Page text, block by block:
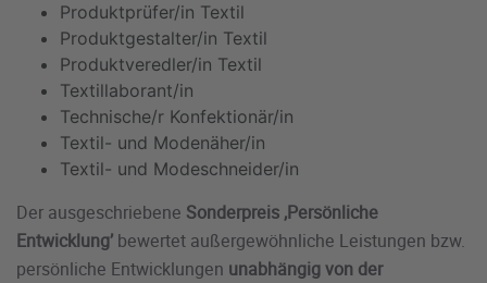
Produktprüfer/in Textil
Produktgestalter/in Textil
Produktveredler/in Textil
Textillaborant/in
Technische/r Konfektionär/in
Textil- und Modenäher/in
Textil- und Modeschneider/in
Der ausgeschriebene Sonderpreis ‚Persönliche
Entwicklung’ bewertet außergewöhnliche Leistungen bzw.
persönliche Entwicklungen unabhängig von der